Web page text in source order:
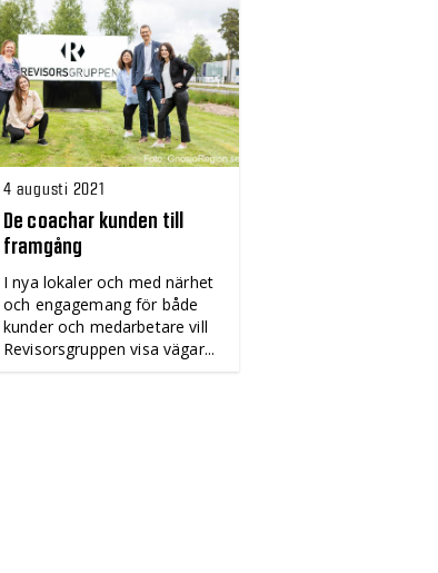
4 augusti 2021
De coachar kunden till
framgång
I nya lokaler och med närhet
och engagemang för både
kunder och medarbetare vill
Revisorsgruppen visa vägar...